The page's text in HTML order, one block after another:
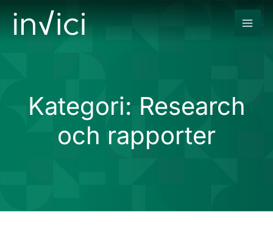
innehåll
Kategori: Research
och rapporter